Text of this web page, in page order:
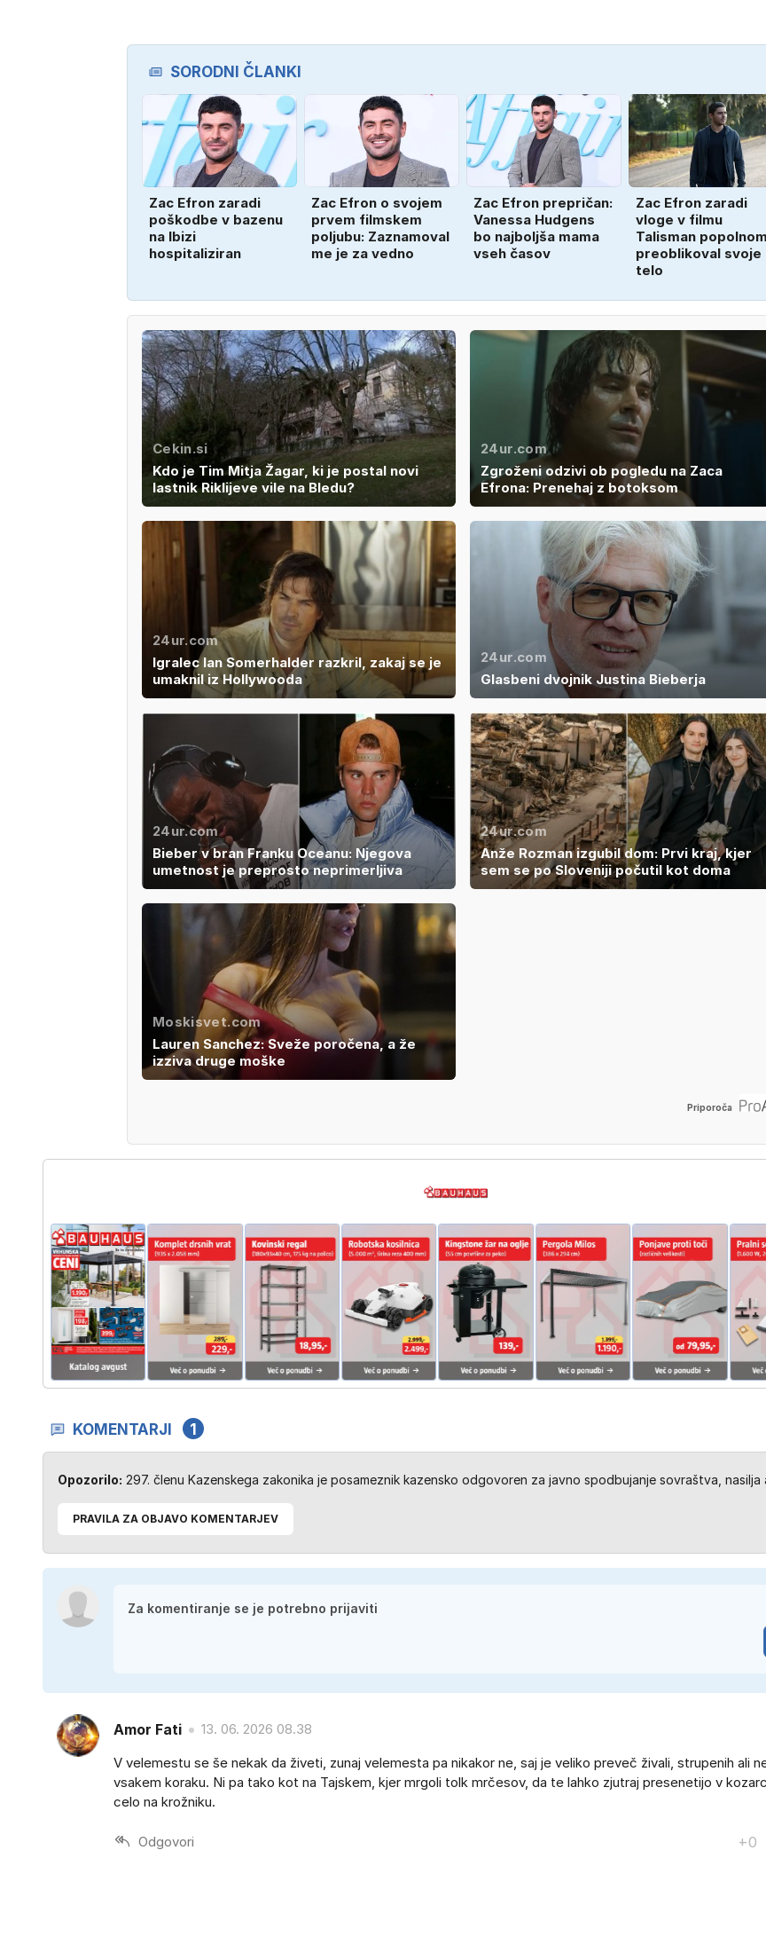
SORODNI ČLANKI
Zac Efron zaradi
poškodbe v bazenu
na Ibizi
hospitaliziran
Zac Efron o svojem
prvem filmskem
poljubu: Zaznamoval
me je za vedno
Zac Efron prepričan:
Vanessa Hudgens
bo najboljša mama
vseh časov
Zac Efron zaradi
vloge v filmu
Talisman
preoblikoval svoje
telo
Cekin.si
Kdo je Tim Mitja Žagar, ki je postal novi
lastnik Riklijeve vile na Bledu?
24ur.com
Zgroženi odzivi ob pogledu na Zaca
Efrona: Prenehaj z botoksom
24ur.com
Igralec Ian Somerhalder razkril, zakaj se je
umaknil iz Hollywooda
24ur.com
Glasbeni dvojnik Justina Bieberja
24ur.com
Bieber v bran Franku Oceanu: Njegova
umetnost je preprosto neprimerljiva
24ur.com
Anže Rozman izgubil dom: Prvi kraj, kjer
sem se po Sloveniji počutil kot doma
Moskisvet.com
Lauren Sanchez: Sveže poročena, a že
izziva druge moške
Priporoča
KOMENTARJI 1
Opozorilo: 297. členu Kazenskega zakonika je posameznik kazensko odgovoren za javno spodbujanje sovraštva, nasilja
PRAVILA ZA OBJAVO KOMENTARJEV
Amor Fati
13. 06. 2026 08.38
V velemestu se še nekak da živeti, zunaj velemesta pa nikakor ne, saj je veliko preveč živali, strupenih ali
vsakem koraku. Ni pa tako kot na Tajskem, kjer mrgoli tolk mrčesov, da te lahko zjutraj presenetijo v
celo na krožniku.
Odgovori +0